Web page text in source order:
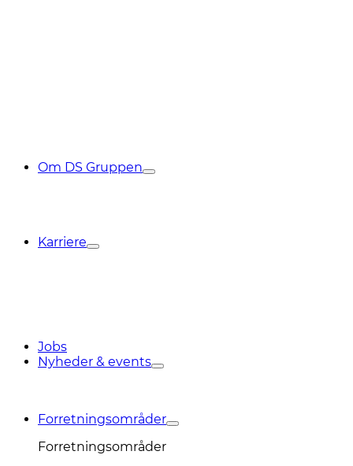
Om DS Gruppen
Karriere
Jobs
Nyheder & events
Forretningsområder
Forretningsområder